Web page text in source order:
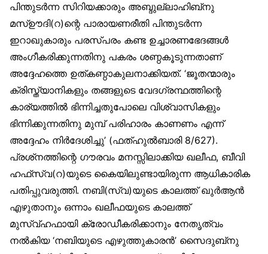
പിന്തുടർന്ന സിറിയക്കാരും അബ്ദുല്ലാഹിബ്‌നു
മസ്ഊദി(റ)ന്റെ പാരായണരീതി പിന്തുടർന്ന
ഇറാഖുകാരും പരസ്പരം കണ്ട ഉച്ചാരണഭേദങ്ങൾ
അംഗീകരിക്കുന്നതിനു പകരം ശണ്ഠകൂടുന്നതാണ്
അദ്ദേഹത്തെ ഉത്കണ്ഠാകുലനാക്കിയത്. ‘ജൂതന്മാരും
ക്രിസ്ത്യാനികളും തങ്ങളുടെ വേദഗ്രന്ഥത്തിന്റെ
കാര്യത്തിൽ ഭിന്നിച്ചതുപോലെ വിശ്വാസികളും
ഭിന്നിക്കുന്നതിനു മുമ്പ് പരിഹാരം കാണണം എന്ന്
അദ്ദേഹം നിർദേശിച്ചു’ (ഫത്ഹുൽബാരി 8/627).
പ്രശ്‌നത്തിന്റെ ഗൗരവം മനസ്സിലാക്കിയ ഖലീഫ, ബീവി
ഹഫ്‌സ്വ(റ)യുടെ കൈയിലുണ്ടായിരുന്ന ആധികാരിക
പതിപ്പുവരുത്തി. നബി(സ്വ)യുടെ കാലത്ത് ഖുർആൻ
എഴുതാനും ഒന്നാം ഖലീഫയുടെ കാലത്ത്
മുസ്വ്ഹഫായി ക്രോഡീകരിക്കാനും നേതൃത്വം
നൽകിയ ‘നബിയുടെ എഴുത്തുകാരൻ’ സൈദുബ്‌നു